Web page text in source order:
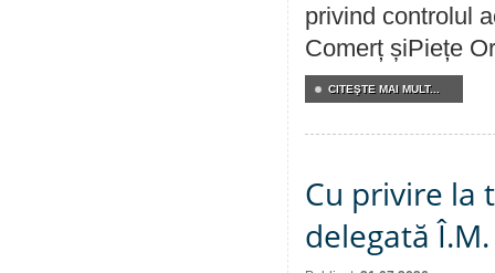
privind controlul
Comerț șiPiețe
CITEŞTE MAI MULT...
Cu privire la
delegată